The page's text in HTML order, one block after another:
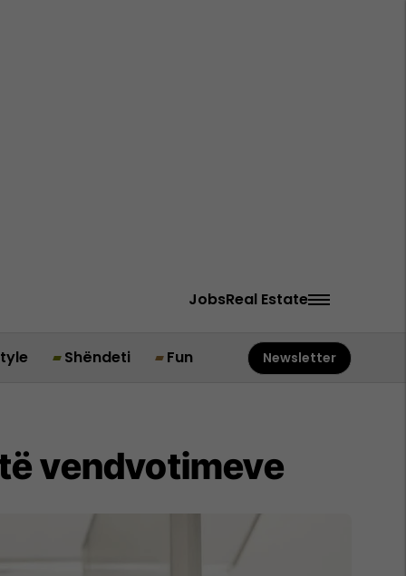
JobsReal Estate
Shëndeti Fun Newsletter
vendvotimeve